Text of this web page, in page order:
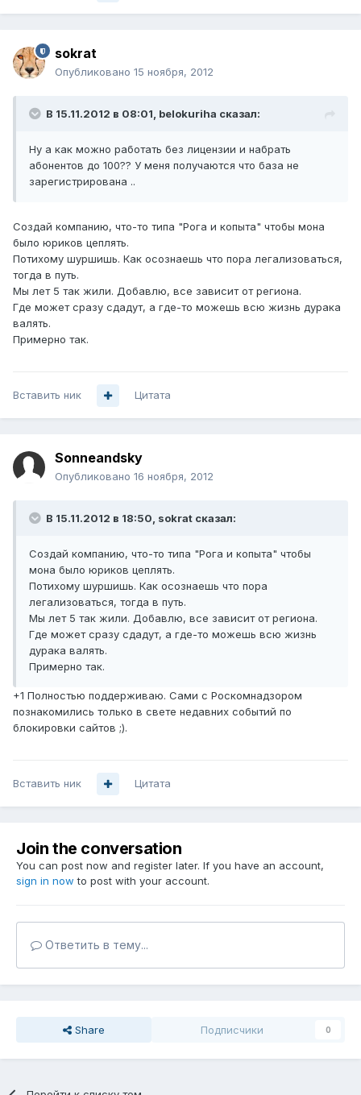
sokrat
Опубликовано 15 ноября, 2012
В 15.11.2012 в 08:01, belokuriha сказал:
Ну а как можно работать без лицензии и набрать
абонентов до 100?? У меня получаются что база не
зарегистрирована ..
Создай компанию, что-то типа "Рога и копыта" чтобы мона
было юриков цеплять.
Потихому шуршишь. Как осознаешь что пора легализоваться,
тогда в путь.
Мы лет 5 так жили. Добавлю, все зависит от региона.
Где может сразу сдадут, а где-то можешь всю жизнь дурака
валять.
Примерно так.
Вставить ник Цитата
Sonneandsky
Опубликовано 16 ноября, 2012
В 15.11.2012 в 18:50, sokrat сказал:
Создай компанию, что-то типа "Рога и копыта" чтобы
мона было юриков цеплять.
Потихому шуршишь. Как осознаешь что пора
легализоваться, тогда в путь.
Мы лет 5 так жили. Добавлю, все зависит от региона.
Где может сразу сдадут, а где-то можешь всю жизнь
дурака валять.
Примерно так.
+1 Полностью поддерживаю. Сами с Роскомнадзором
познакомились только в свете недавних событий по
блокировки сайтов ;).
Вставить ник Цитата
Join the conversation
You can post now and register later. If you have an account,
sign in now to post with your account.
Ответить в тему...
Share Подписчики 0